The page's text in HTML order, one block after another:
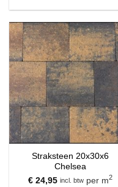
Straksteen 20x30x6
Chelsea
€24,95 incl. btwper m2